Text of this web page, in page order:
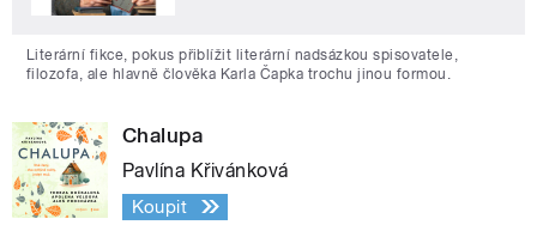
Literární fikce, pokus přiblížit literární nadsázkou spisovatele,
filozofa, ale hlavně člověka Karla Čapka trochu jinou formou.
Chalupa
Pavlína Křivánková
Koupit